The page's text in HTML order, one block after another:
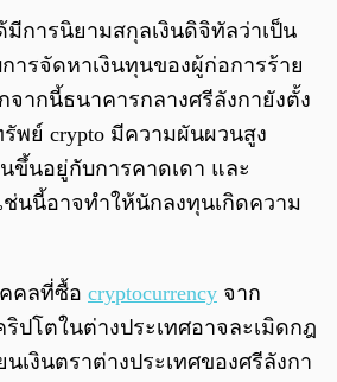
มีการนิยามสกุลเงินดิจิทัลว่าเป็น
ารจัดหาเงินทุนของผู้ก่อการร้าย
จากนี้ธนาคารกลางศรีลังกายังตั้ง
พย์ crypto มีความผันผวนสูง
ขึ้นอยู่กับการคาดเดา และ
นนี้อาจทำให้นักลงทุนเกิดความ
คลที่ซื้อ cryptocurrency จาก
ปโตในต่างประเทศอาจละเมิดกฎ
นเงินตราต่างประเทศของศรีลังกา